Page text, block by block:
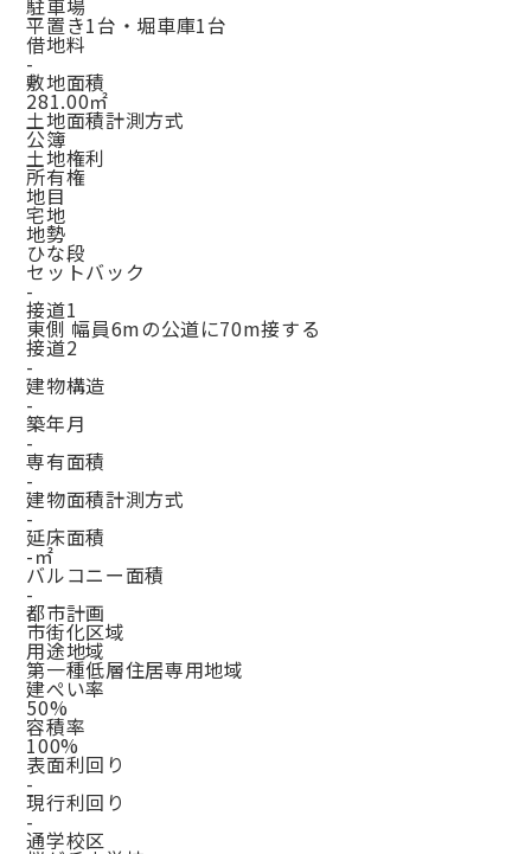
駐車場
平置き1台・堀車庫1台
借地料
-
敷地面積
281.00㎡
土地面積計測方式
公簿
土地権利
所有権
地目
宅地
地勢
ひな段
セットバック
-
接道1
東側 幅員6mの公道に70m接する
接道2
-
建物構造
-
築年月
-
専有面積
-
建物面積計測方式
-
延床面積
-㎡
バルコニー面積
-
都市計画
市街化区域
用途地域
第一種低層住居専用地域
建ぺい率
50%
容積率
100%
表面利回り
-
現行利回り
-
通学校区